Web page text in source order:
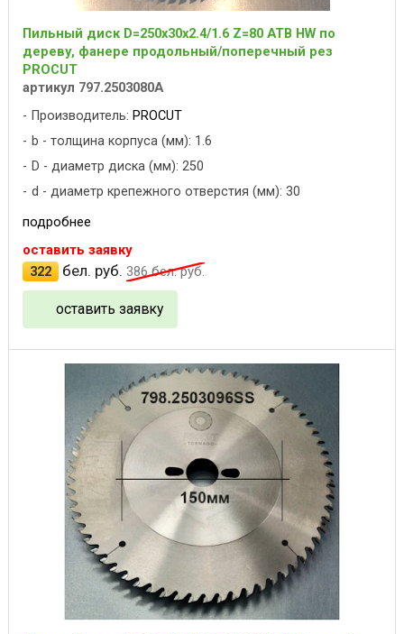
Пильный диск D=250x30x2.4/1.6 Z=80 ATB HW по
дереву, фанере продольный/поперечный рез
PROCUT
артикул 797.2503080A
Производитель: PROCUT
b - толщина корпуса (мм): 1.6
D - диаметр диска (мм): 250
d - диаметр крепежного отверстия (мм): 30
подробнее
оставить заявку
322
бел. руб. 386бел. руб.
оставить заявку